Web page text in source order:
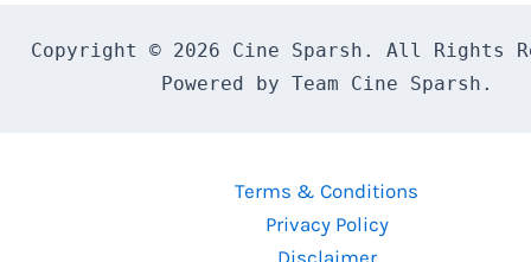
ದೃಢಪಟ್ಟಿದೆ:
Copyright © 2026 Cine Sparsh. All Rights
Powered by Team Cine Sparsh.
Terms & Conditions
Privacy Policy